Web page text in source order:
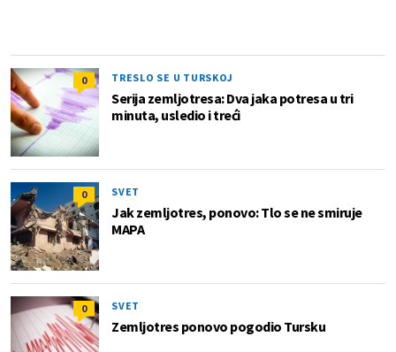
0 TRESLO SE U TURSKOJ
Serija zemljotresa: Dva jaka potresa u tri
minuta, usledio i treći
0 SVET
Jak zemljotres, ponovo: Tlo se ne smiruje
MAPA
0 SVET
Zemljotres ponovo pogodio Tursku